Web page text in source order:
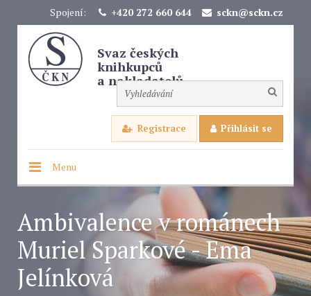
Spojení: +420 272 660 644 sckn@sckn.cz
Svaz českých
knihkupců
a nakladatelů
Registrace Přihlásit se
Menu
Ambivalence v románech
Muriel Sparkové - Ema
Jelínková